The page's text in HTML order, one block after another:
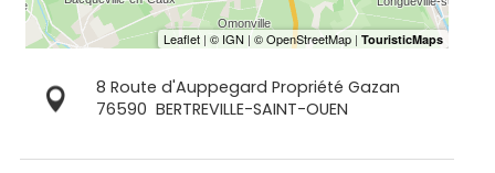
8 Route d'Auppegard Propriété Gazan
76590 BERTREVILLE-SAINT-OUEN